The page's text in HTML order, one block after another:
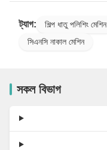
ট্যাগ: শিল্প ধাতু পলিশিং মেশিন
সিএনসি নাকাল মেশিন
সকল বিভাগ